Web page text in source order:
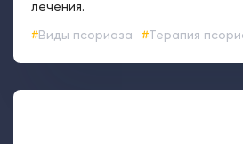
лечения.
Виды псориаза Терапия